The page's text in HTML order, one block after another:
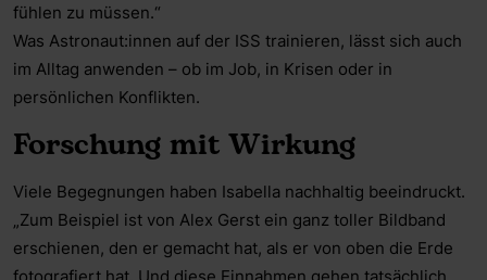
fühlen zu müssen.“
Was Astronaut:innen auf der ISS trainieren, lässt sich auch
im Alltag anwenden – ob im Job, in Krisen oder in
persönlichen Konflikten.
Forschung mit Wirkung
Viele Begegnungen haben Isabella nachhaltig beeindruckt.
„Zum Beispiel ist von Alex Gerst ein ganz toller Bildband
erschienen, den er gemacht hat, als er von oben die Erde
fotografiert hat. Und diese Einnahmen gehen tatsächlich